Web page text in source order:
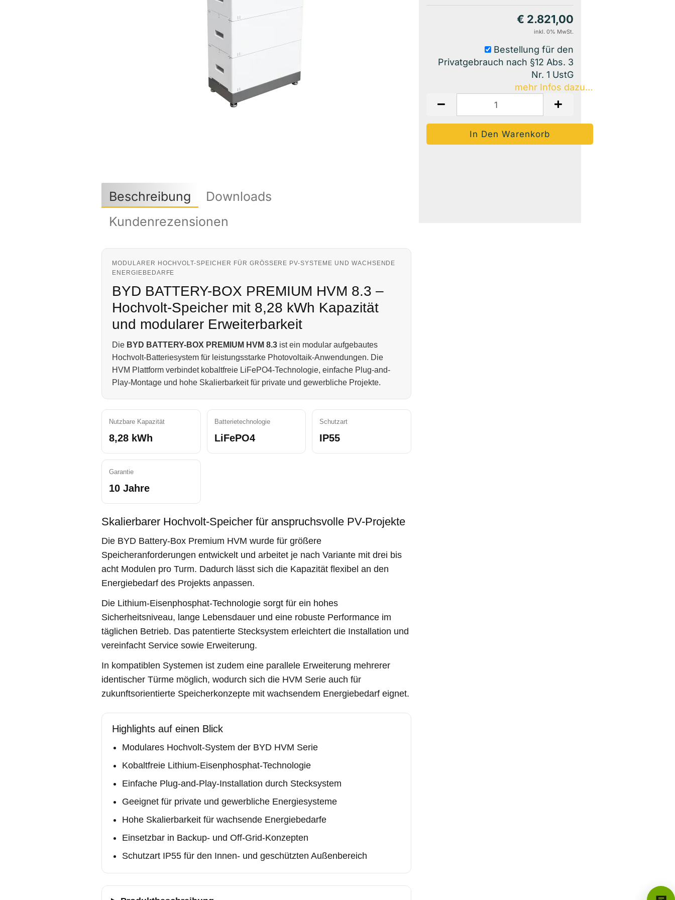
€ 2.821,00
inkl. 0% MwSt.
Bestellung für den
Privatgebrauch nach §12 Abs. 3
Nr. 1 UstG
mehr Infos dazu…
Beschreibung
Downloads
Kundenrezensionen
MODULARER HOCHVOLT-SPEICHER FÜR GRÖSSERE PV-SYSTEME UND WACHSENDE E
NERGIEBEDARFE
BYD BATTERY-BOX PREMIUM HVM 8.3 –
Hochvolt-Speicher mit 8,28 kWh Kapazität
und modularer Erweiterbarkeit
Die BYD BATTERY-BOX PREMIUM HVM 8.3 ist ein modular aufgebautes
Hochvolt-Batteriesystem für leistungsstarke Photovoltaik-Anwendungen. Die
HVM Plattform verbindet kobaltfreie LiFePO4-Technologie, einfache Plug-and-
Play-Montage und hohe Skalierbarkeit für private und gewerbliche Projekte.
Nutzbare Kapazität
8,28 kWh
Batterietechnologie
LiFePO4
Schutzart
IP55
Garantie
10 Jahre
Skalierbarer Hochvolt-Speicher für anspruchsvolle PV-Projekte
Die BYD Battery-Box Premium HVM wurde für größere
Speicheranforderungen entwickelt und arbeitet je nach Variante mit drei bis
acht Modulen pro Turm. Dadurch lässt sich die Kapazität flexibel an den
Energiebedarf des Projekts anpassen.
Die Lithium-Eisenphosphat-Technologie sorgt für ein hohes
Sicherheitsniveau, lange Lebensdauer und eine robuste Performance im
täglichen Betrieb. Das patentierte Stecksystem erleichtert die Installation und
vereinfacht Service sowie Erweiterung.
In kompatiblen Systemen ist zudem eine parallele Erweiterung mehrerer
identischer Türme möglich, wodurch sich die HVM Serie auch für
zukunftsorientierte Speicherkonzepte mit wachsendem Energiebedarf eignet.
Highlights auf einen Blick
Modulares Hochvolt-System der BYD HVM Serie
Kobaltfreie Lithium-Eisenphosphat-Technologie
Einfache Plug-and-Play-Installation durch Stecksystem
Geeignet für private und gewerbliche Energiesysteme
Hohe Skalierbarkeit für wachsende Energiebedarfe
Einsetzbar in Backup- und Off-Grid-Konzepten
Schutzart IP55 für den Innen- und geschützten Außenbereich